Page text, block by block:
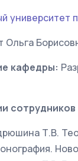
университет
Ольга
кафедры:
Т.В.